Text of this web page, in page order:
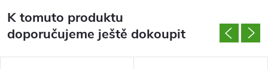
K tomuto produktu
doporučujeme ještě dokoupit